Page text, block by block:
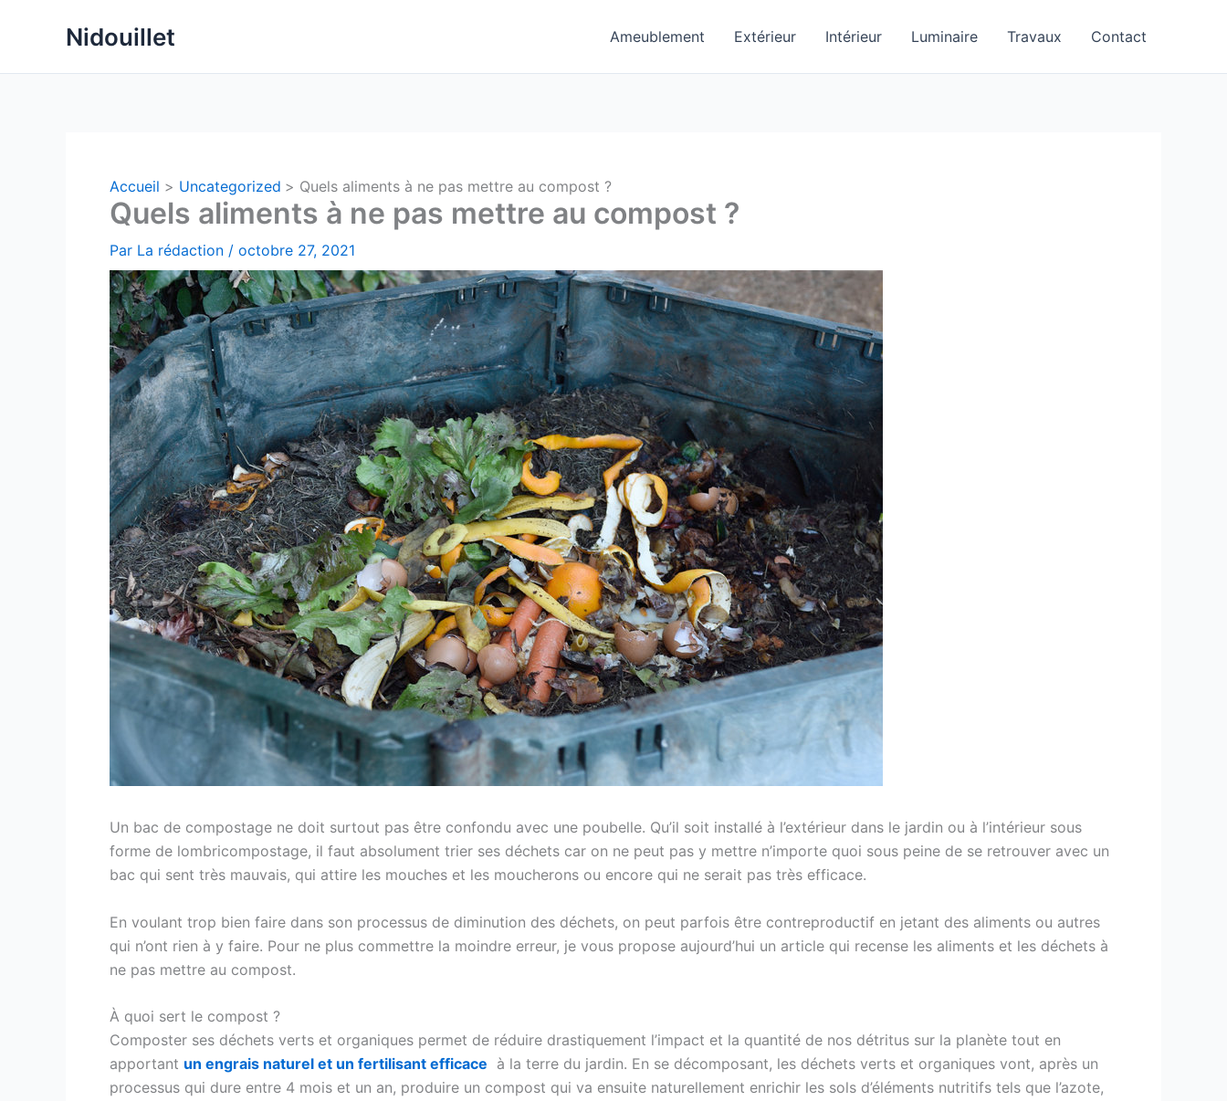
Nidouillet Ameublement Extérieur Intérieur Luminaire Travaux Contact
Accueil Uncategorized Quels aliments à ne pas mettre au compost ?
Quels aliments à ne pas mettre au compost ?
Par La rédaction / octobre 27, 2021
Un bac de compostage ne doit surtout pas être confondu avec une poubelle. Qu’il soit installé à l’extérieur dans le jardin ou à l’intérieur sous
forme de lombricompostage, il faut absolument trier ses déchets car on ne peut pas y mettre n’importe quoi sous peine de se retrouver avec un
bac qui sent très mauvais, qui attire les mouches et les moucherons ou encore qui ne serait pas très efficace.
En voulant trop bien faire dans son processus de diminution des déchets, on peut parfois être contreproductif en jetant des aliments ou autres
qui n’ont rien à y faire. Pour ne plus commettre la moindre erreur, je vous propose aujourd’hui un article qui recense les aliments et les déchets à
ne pas mettre au compost.
À quoi sert le compost ?
Composter ses déchets verts et organiques permet de réduire drastiquement l’impact et la quantité de nos détritus sur la planète tout en
apportant un engrais naturel et un fertilisant efficace à la terre du jardin. En se décomposant, les déchets verts et organiques vont, après un
processus qui dure entre 4 mois et un an, produire un compost qui va ensuite naturellement enrichir les sols d’éléments nutritifs tels que l’azote,